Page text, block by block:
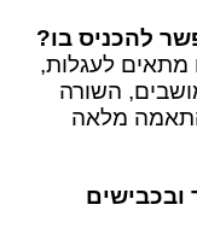
להכניס בו?
לעגלות,
השורה
מלאה